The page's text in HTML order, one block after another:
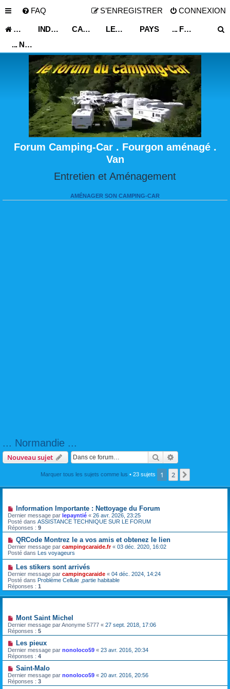
FAQ CONNEXION
S’ENREGISTRER
ACCUEIL INDEX DU FORUM CARNET DE VOYAGE LES ASTUCES ET CONSEILS DE VOYAGE PAYS
... FRANCE ...
... NORMANDIE ...
Forum Camping-Car . Fourgon aménagé .
Van
Entretien et Aménagement
AMÉNAGER SON CAMPING-CAR
... Normandie ...
Nouveau sujet Rechercher
Marquer tous les sujets comme lus • 23 sujets 1 2
Information Importante : Nettoyage du Forum
Dernier message par lepayntié « 26 avr. 2026, 23:25
Posté dans ASSISTANCE TECHNIQUE SUR LE FORUM
Réponses : 9
QRCode Montrez le a vos amis et obtenez le lien
Dernier message par campingcaraide.fr« 03 déc. 2020, 16:02
Posté dans Les voyageurs
Les stikers sont arrivés
Dernier message par campingcaraide « 04 déc. 2024, 14:24
Posté dans Problème Cellule ,partie habitable
Réponses : 1
Mont Saint Michel
Dernier message parAnonyme 5777 « 27 sept. 2018, 17:06
Réponses : 5
Les pieux
Dernier message par nonoloco59 « 23 avr. 2016, 20:34
Réponses : 4
Saint-Malo
Dernier message par nonoloco59 « 20 avr. 2016, 20:56
Réponses : 3